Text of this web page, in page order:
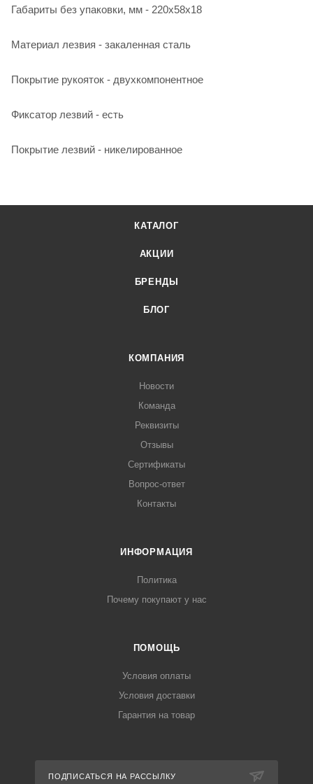
Габариты без упаковки, мм - 220х58х18
Материал лезвия - закаленная сталь
Покрытие рукояток - двухкомпонентное
Фиксатор лезвий - есть
Покрытие лезвий - никелированное
КАТАЛОГ
АКЦИИ
БРЕНДЫ
БЛОГ
КОМПАНИЯ
Новости
Команда
Реквизиты
Отзывы
Сертификаты
Вопрос-ответ
Контакты
ИНФОРМАЦИЯ
Политика
Почему покупают у нас
ПОМОЩЬ
Условия оплаты
Условия доставки
Гарантия на товар
ПОДПИСАТЬСЯ НА РАССЫЛКУ